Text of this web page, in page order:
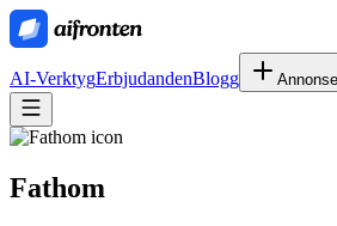
AI-VerktygErbjudandenBlogg
Fathom